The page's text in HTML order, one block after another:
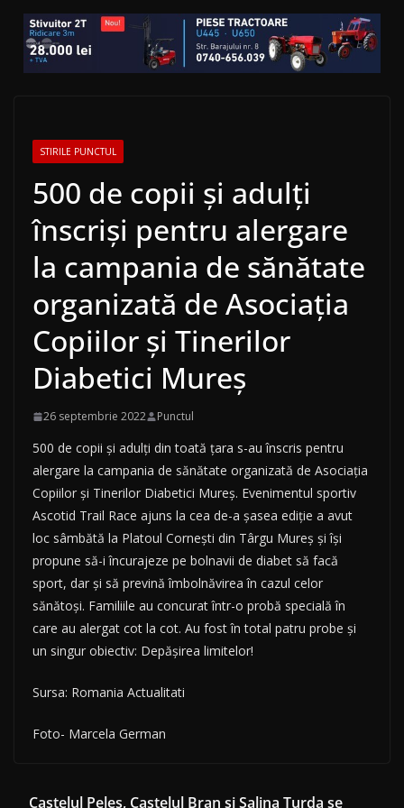
STIRILE PUNCTUL
500 de copii și adulți
înscriși pentru alergare
la campania de sănătate
organizată de Asociația
Copiilor și Tinerilor
Diabetici Mureș
26 septembrie 2022 Punctul
500 de copii și adulți din toată țara s-au înscris pentru
alergare la campania de sănătate organizată de Asociația
Copiilor și Tinerilor Diabetici Mureș. Evenimentul sportiv
Ascotid Trail Race ajuns la cea de-a șasea ediție a avut
loc sâmbătă la Platoul Cornești din Târgu Mureș și își
propune să-i încurajeze pe bolnavii de diabet să facă
sport, dar și să prevină îmbolnăvirea în cazul celor
sănătoși. Familiile au concurat într-o probă specială în
care au alergat cot la cot. Au fost în total patru probe și
un singur obiectiv: Depășirea limitelor!
Sursa: Romania Actualitati
Foto- Marcela German
Castelul Peleş, Castelul Bran şi Salina Turda se